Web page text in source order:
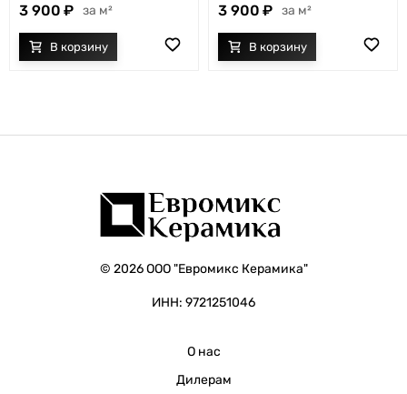
3 900 м² 3 900 м²
© 2026 ООО "Евромикс Керамика"
ИНН: 9721251046
О нас
Дилерам